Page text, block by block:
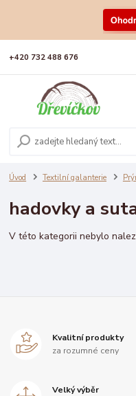
+420 732 488 676
Úvod Textilní galanterie
hadovky a
V této kategorii nebylo
Kvalitní produkty
za rozumné ceny
Velký výběr